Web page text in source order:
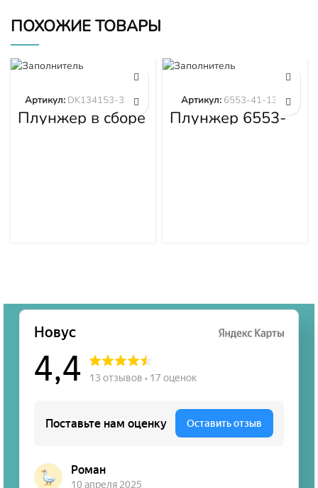
ПОХОЖИЕ ТОВАРЫ
Плунжер в сборе
DK134153-3520
Артикул: DK134153-3520
Плунжер 6553-
41-1300
Артикул: 6553-41-1300